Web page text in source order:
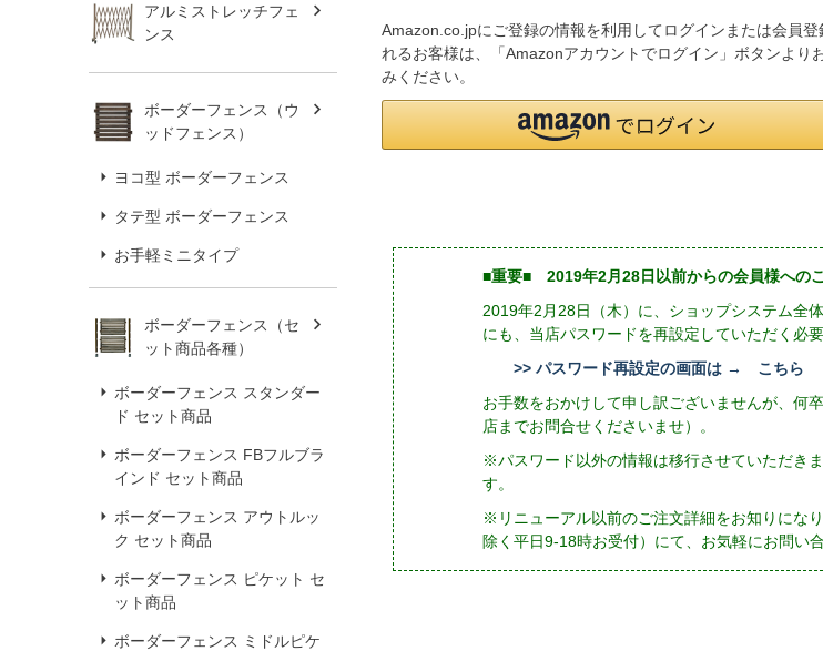
アルミストレッチフェ
ンス
ボーダーフェンス（ウ
ッドフェンス）
ヨコ型 ボーダーフェンス
タテ型 ボーダーフェンス
お手軽ミニタイプ
ボーダーフェンス（セ
ット商品各種）
ボーダーフェンス スタンダー
ド セット商品
ボーダーフェンス FBフルブラ
インド セット商品
ボーダーフェンス アウトルッ
ク セット商品
ボーダーフェンス ピケット セ
ット商品
ボーダーフェンス ミドルピケ
Amazon.co.jpにご登録の情報を利用してログインまたは会員登
れるお客様は、「Amazonアカウントでログイン」ボタンより
みください。
■重要■ 2019年2月28日以前からの会員様への
2019年2月28日（木）に、ショップシステム全
にも、当店パスワードを再設定していただく必要
>> パスワード再設定の画面は → こちら
お手数をおかけして申し訳ございませんが、
店までお問合せくださいませ）。
※パスワード以外の情報は移行させていただき
す。
※リニューアル以前のご注文詳細をお知りにな
除く平日9-18時お受付）にて、お気軽にお問い